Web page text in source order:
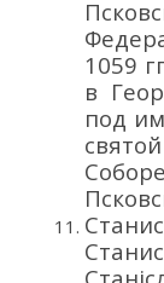
1059
в
под